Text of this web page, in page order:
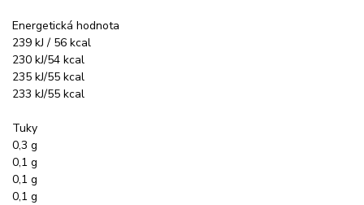
Energetická hodnota
239 kJ / 56 kcal
230 kJ/54 kcal
235 kJ/55 kcal
233 kJ/55 kcal
Tuky
0,3 g
0,1 g
0,1 g
0,1 g